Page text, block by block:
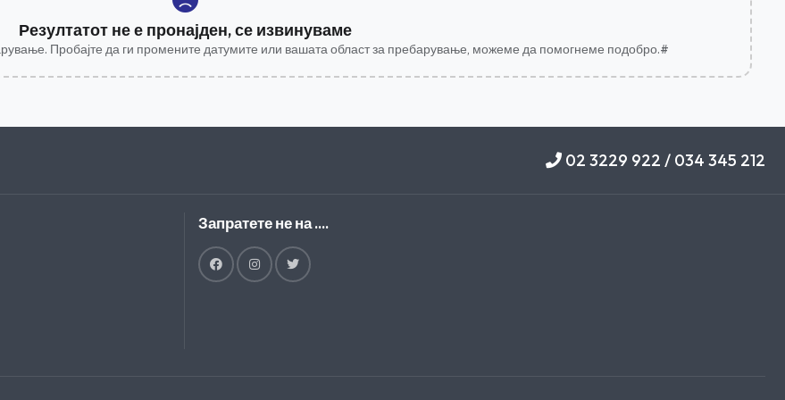
Резултатот не е пронајден, се извинуваме
Пробајте да ги промените датумите или вашата област за пребарување, можеме да помогнеме подобро.#
02 3229 922 / 034 345 212
Запратете не на ....